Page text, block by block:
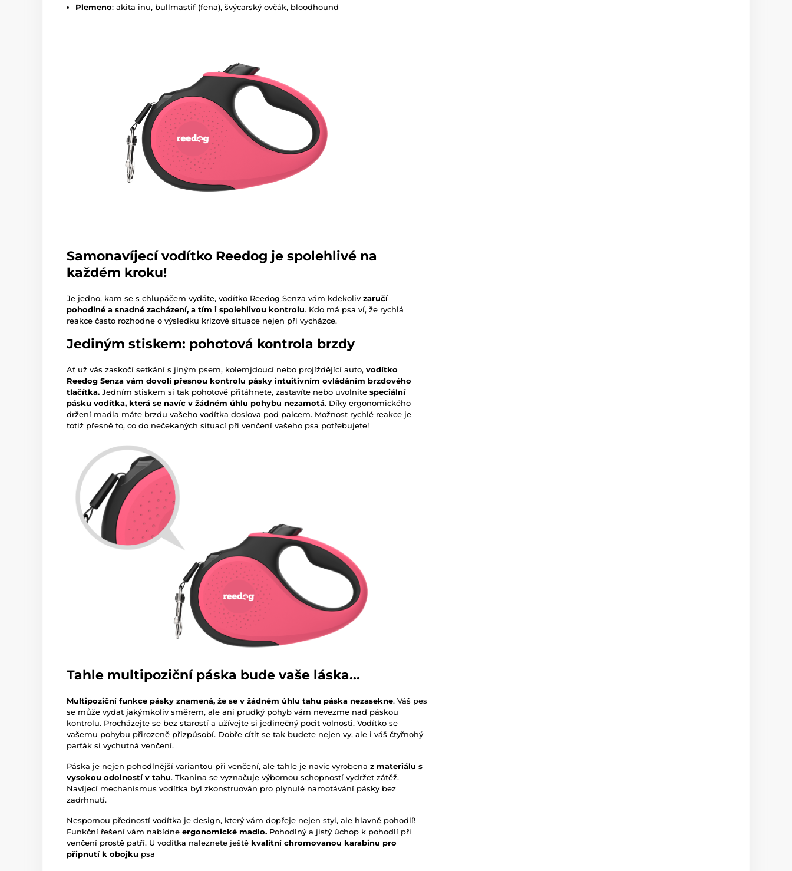
Plemeno: akita inu, bullmastif (fena), švýcarský ovčák, bloodhound
Samonavíjecí vodítko Reedog je spolehlivé na
každém kroku!
Je jedno, kam se s chlupáčem vydáte, vodítko Reedog Senza vám kdekoliv zaručí
pohodlné a snadné zacházení, a tím i spolehlivou kontrolu. Kdo má psa ví, že rychlá
reakce často rozhodne o výsledku krizové situace nejen při vycházce.
Jediným stiskem: pohotová kontrola brzdy
Ať už vás zaskočí setkání s jiným psem, kolemjdoucí nebo projíždějící auto, vodítko
Reedog Senza vám dovolí přesnou kontrolu pásky intuitivním ovládáním brzdového
tlačítka. Jedním stiskem si tak pohotově přitáhnete, zastavíte nebo uvolníte speciální
pásku vodítka, která se navíc v žádném úhlu pohybu nezamotá. Díky ergonomického
držení madla máte brzdu vašeho vodítka doslova pod palcem. Možnost rychlé reakce je
totiž přesně to, co do nečekaných situací při venčení vašeho psa potřebujete!
Tahle multipoziční páska bude vaše láska...
Multipoziční funkce pásky znamená, že se v žádném úhlu tahu páska nezasekne. Váš pes
se může vydat jakýmkoliv směrem, ale ani prudký pohyb vám nevezme nad páskou
kontrolu. Procházejte se bez starostí a užívejte si jedinečný pocit volnosti. Vodítko se
vašemu pohybu přirozeně přizpůsobí. Dobře cítit se tak budete nejen vy, ale i váš čtyřnohý
parťák si vychutná venčení.
Páska je nejen pohodlnější variantou při venčení, ale tahle je navíc vyrobena z materiálu s
vysokou odolností v tahu. Tkanina se vyznačuje výbornou schopností vydržet zátěž.
Navíjecí mechanismus vodítka byl zkonstruován pro plynulé namotávání pásky bez
zadrhnutí.
Nespornou předností vodítka je design, který vám dopřeje nejen styl, ale hlavně pohodlí!
Funkční řešení vám nabídne ergonomické madlo. Pohodlný a jistý úchop k pohodlí při
venčení prostě patří. U vodítka naleznete ještě kvalitní chromovanou karabinu pro
připnutí k obojku psa